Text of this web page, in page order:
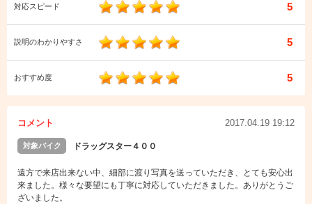
対応スピード 5
説明のわかりやすさ 5
おすすめ度 5
コメント 2017.04.19 19:12
対象バイク ドラッグスター４００
遠方で来店出来ない中、細部に渡り写真を送っていただき、とても安心出
来ました。様々な要望にも丁寧に対応していただきました。ありがとうご
ざいました。